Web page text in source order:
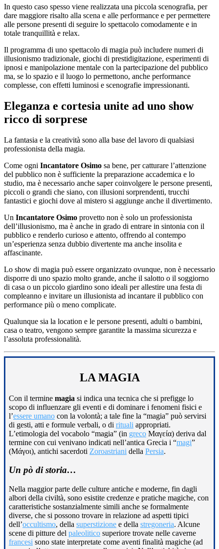
In questo caso spesso viene realizzata una piccola scenografia, per
dare maggiore risalto alla scena e alle performance e per permettere
alle persone presenti di seguire lo spettacolo comodamente e in
totale tranquillità e relax.
Il programma di uno spettacolo di magia può includere numeri di
illusionismo tradizionale, giochi di prestidigitazione, esperimenti di
ipnosi e manipolazione mentale con la partecipazione del pubblico
ma, se lo spazio e il luogo lo permettono, anche performance
complesse, con effetti luminosi e scenografie impressionanti.
Eleganza e cortesia unite ad uno show
ricco di sorprese
La fantasia e la creatività sono alla base del lavoro di qualsiasi
professionista della magia.
Come ogni Incantatore Osimo sa bene, per catturare l’attenzione
del pubblico non è sufficiente la preparazione accademica e lo
studio, ma è necessario anche saper coinvolgere le persone presenti,
piccoli o grandi che siano, con illusioni sorprendenti, trucchi
fantastici e giochi dove al mistero si aggiunge anche il divertimento.
Un Incantatore Osimo provetto non è solo un professionista
dell’illusionismo, ma è anche in grado di entrare in sintonia con il
pubblico e renderlo curioso e attento, offrendo al contempo
un’esperienza senza dubbio divertente ma anche insolita e
affascinante.
Lo show di magia può essere organizzato ovunque, non è necessario
disporre di uno spazio molto grande, anche il salotto o il soggiorno
di casa o un piccolo giardino sono ideali per allestire una festa di
compleanno e invitare un illusionista ad incantare il pubblico con
performance più o meno complicate.
Qualunque sia la location e le persone presenti, adulti o bambini,
casa o teatro, vengono sempre garantite la massima sicurezza e
l’assoluta professionalità.
LA MAGIA
Con il termine magia si indica una tecnica che si prefigge lo
scopo di influenzare gli eventi e di dominare i fenomeni fisici e
l’essere umano con la volontà; a tale fine la “magia” può servirsi
di gesti, atti e formule verbali, o di rituali appropriati.
L’etimologia del vocabolo “magia” (in greco Μαγεία) deriva dal
termine con cui venivano indicati nell’antica Grecia i “magi”
(Μάγοι), antichi sacerdoti Zoroastriani della Persia.
Un pò di storia…
Nella maggior parte delle culture antiche e moderne, fin dagli
albori della civiltà, sono esistite credenze e pratiche magiche, con
caratteristiche sostanzialmente simili anche se formalmente
diverse, che si possono trovare in relazione ad aspetti tipici
dell’occultismo, della superstizione e della stregoneria. Alcune
scene di pitture del paleolitico superiore trovate nelle caverne
francesi sono state interpretate come aventi finalità magiche (ad